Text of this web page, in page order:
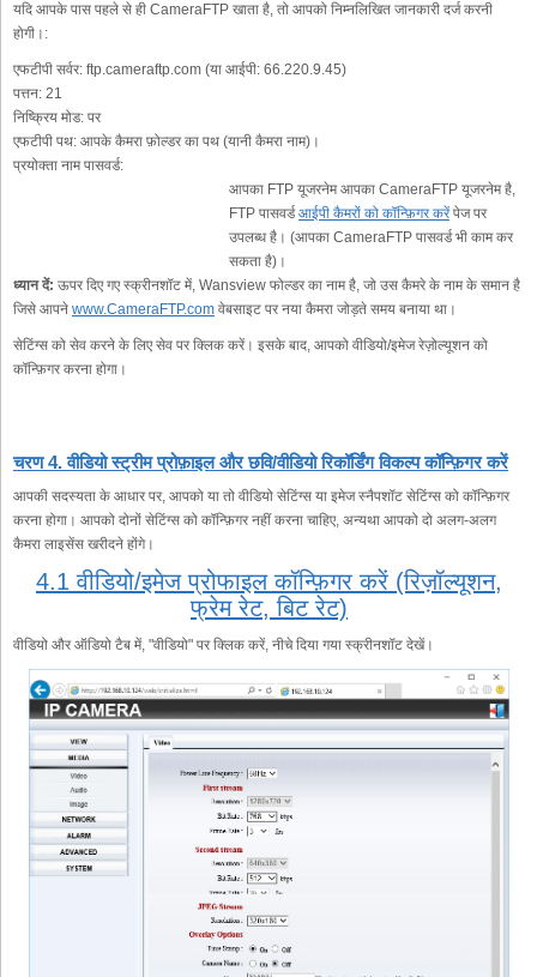
यदि आपके पास पहले से ही CameraFTP खाता है, तो आपको निम्नलिखित जानकारी दर्ज करनी
होगी।:
एफटीपी सर्वर: ftp.cameraftp.com (या आईपी: 66.220.9.45)
पत्तन: 21
निष्क्रिय मोड: पर
एफटीपी पथ: आपके कैमरा फ़ोल्डर का पथ (यानी कैमरा नाम)।
प्रयोक्ता नाम पासवर्ड:
आपका FTP यूजरनेम आपका CameraFTP यूजरनेम है,
FTP पासवर्डआईपी कैमरों को कॉन्फ़िगर करेंपेज पर
उपलब्ध है। (आपका CameraFTP पासवर्ड भी काम कर
सकता है)।
ध्यान दें: ऊपर दिए गए स्क्रीनशॉट में, Wansview फोल्डर का नाम है, जो उस कैमरे के नाम के समान है
जिसे आपने www.CameraFTP.com वेबसाइट पर नया कैमरा जोड़ते समय बनाया था।
सेटिंग्स को सेव करने के लिए सेव पर क्लिक करें। इसके बाद, आपको वीडियो/इमेज रेज़ोल्यूशन को
कॉन्फ़िगर करना होगा।
चरण 4. वीडियो स्ट्रीम प्रोफ़ाइल और छवि/वीडियो रिकॉर्डिंग विकल्प कॉन्फ़िगर करें
आपकी सदस्यता के आधार पर, आपको या तो वीडियो सेटिंग्स या इमेज स्नैपशॉट सेटिंग्स को कॉन्फ़िगर
करना होगा। आपको दोनों सेटिंग्स को कॉन्फ़िगर नहीं करना चाहिए, अन्यथा आपको दो अलग-अलग
कैमरा लाइसेंस खरीदने होंगे।
4.1 वीडियो/इमेज प्रोफाइल कॉन्फ़िगर करें (रिज़ॉल्यूशन,
फ्रेम रेट, बिट रेट)
वीडियो और ऑडियो टैब में, "वीडियो" पर क्लिक करें, नीचे दिया गया स्क्रीनशॉट देखें।